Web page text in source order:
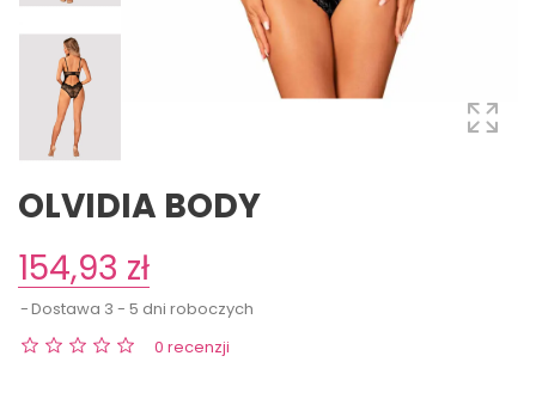
OLVIDIA BODY
154,93 zł
Dostawa 3 - 5 dni roboczych
0 recenzji